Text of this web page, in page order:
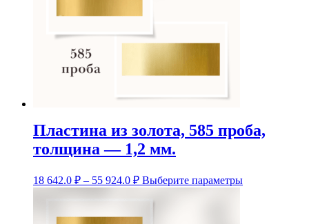
Пластина из золота, 585 проба,
толщина — 1,2 мм.
18 642.0 ₽ – 55 924.0 ₽Диапазон
цен:
642.0 ₽
Выберите параметрыЭтот